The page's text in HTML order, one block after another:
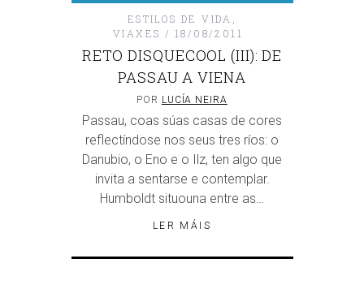
ESTILOS DE VIDA ,
VIAXES
18/08/2011
RETO DISQUECOOL (III): DE
PASSAU A VIENA
POR LUCÍA NEIRA
Passau, coas súas casas de cores
reflectíndose nos seus tres ríos: o
Danubio, o Eno e o Ilz, ten algo que
invita a sentarse e contemplar.
Humboldt situouna entre as…
LER MÁIS